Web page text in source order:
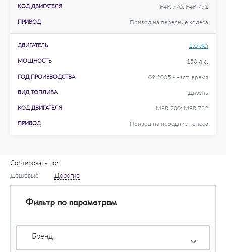
КОД ДВИГАТЕЛЯ F4R 770; F4R 771
ПРИВОД Привод на передние колеса
ДВИГАТЕЛЬ 2.0 dCi
МОЩНОСТЬ 150 л.с.
ГОД ПРОИЗВОДСТВА 09.2005 - наст. время
ВИД ТОПЛИВА Дизель
КОД ДВИГАТЕЛЯ M9R 700; M9R 722
ПРИВОД Привод на передние колеса
Сортировать по:
Дешевые
Дорогие
Фильтр по параметрам
Бренд